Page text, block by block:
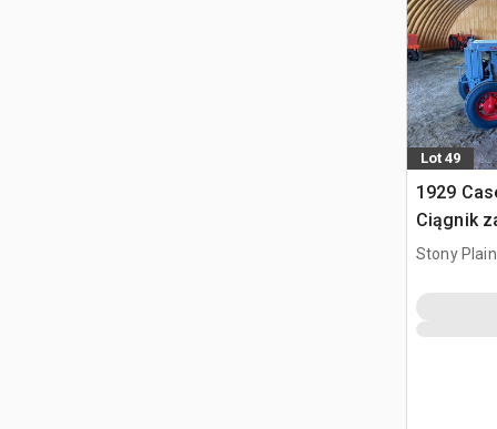
Lot 49
1929
Ciągnik
Stony